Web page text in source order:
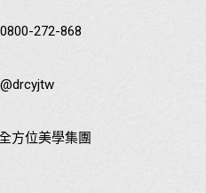
0800-272-868
@drcyjtw
方位美學集團